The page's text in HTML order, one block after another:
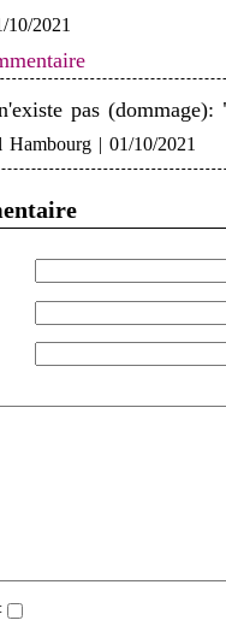
2021
pas (dommage):
| 01/10/2021